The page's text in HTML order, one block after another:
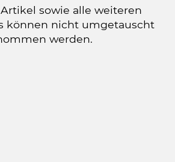
sowie alle weiteren
können nicht umgetauscht
werden.